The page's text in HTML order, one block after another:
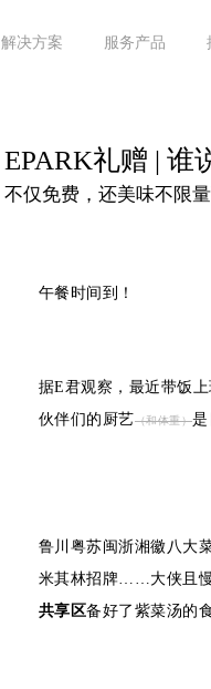
解决方案 服务产品
EPARK礼赠 | 谁
不仅免费，还美味不限
午餐时间到！
据E君观察，最近带饭
伙伴们的厨艺（和体重）是
鲁川粤苏闽浙湘徽八大
米其林招牌……大侠且
共享区备好了紫菜汤的